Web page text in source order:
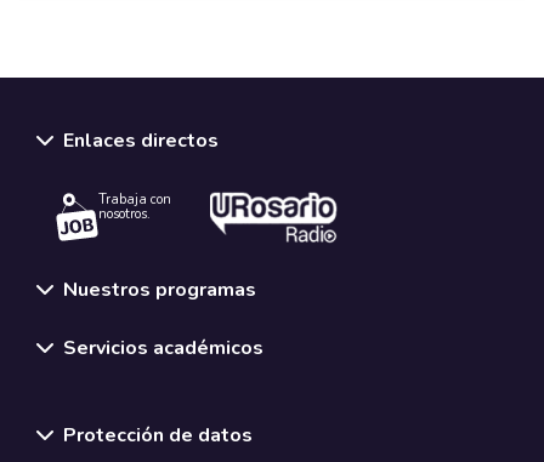
Enlaces directos
Trabaja con
nosotros.
Nuestros programas
Servicios académicos
Protección de datos